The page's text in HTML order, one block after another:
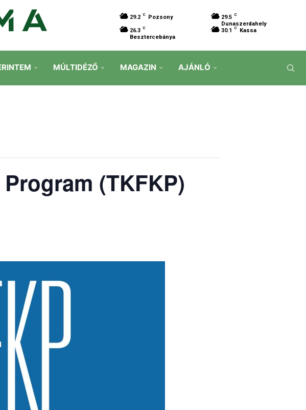
29.2 C Pozsony 29.5 C
Dunaszerdahely
26.3 C
Besztercebánya
30.1 C Kassa
MÚLTIDÉZŐ MAGAZIN AJÁNLÓ
(TKFKP)